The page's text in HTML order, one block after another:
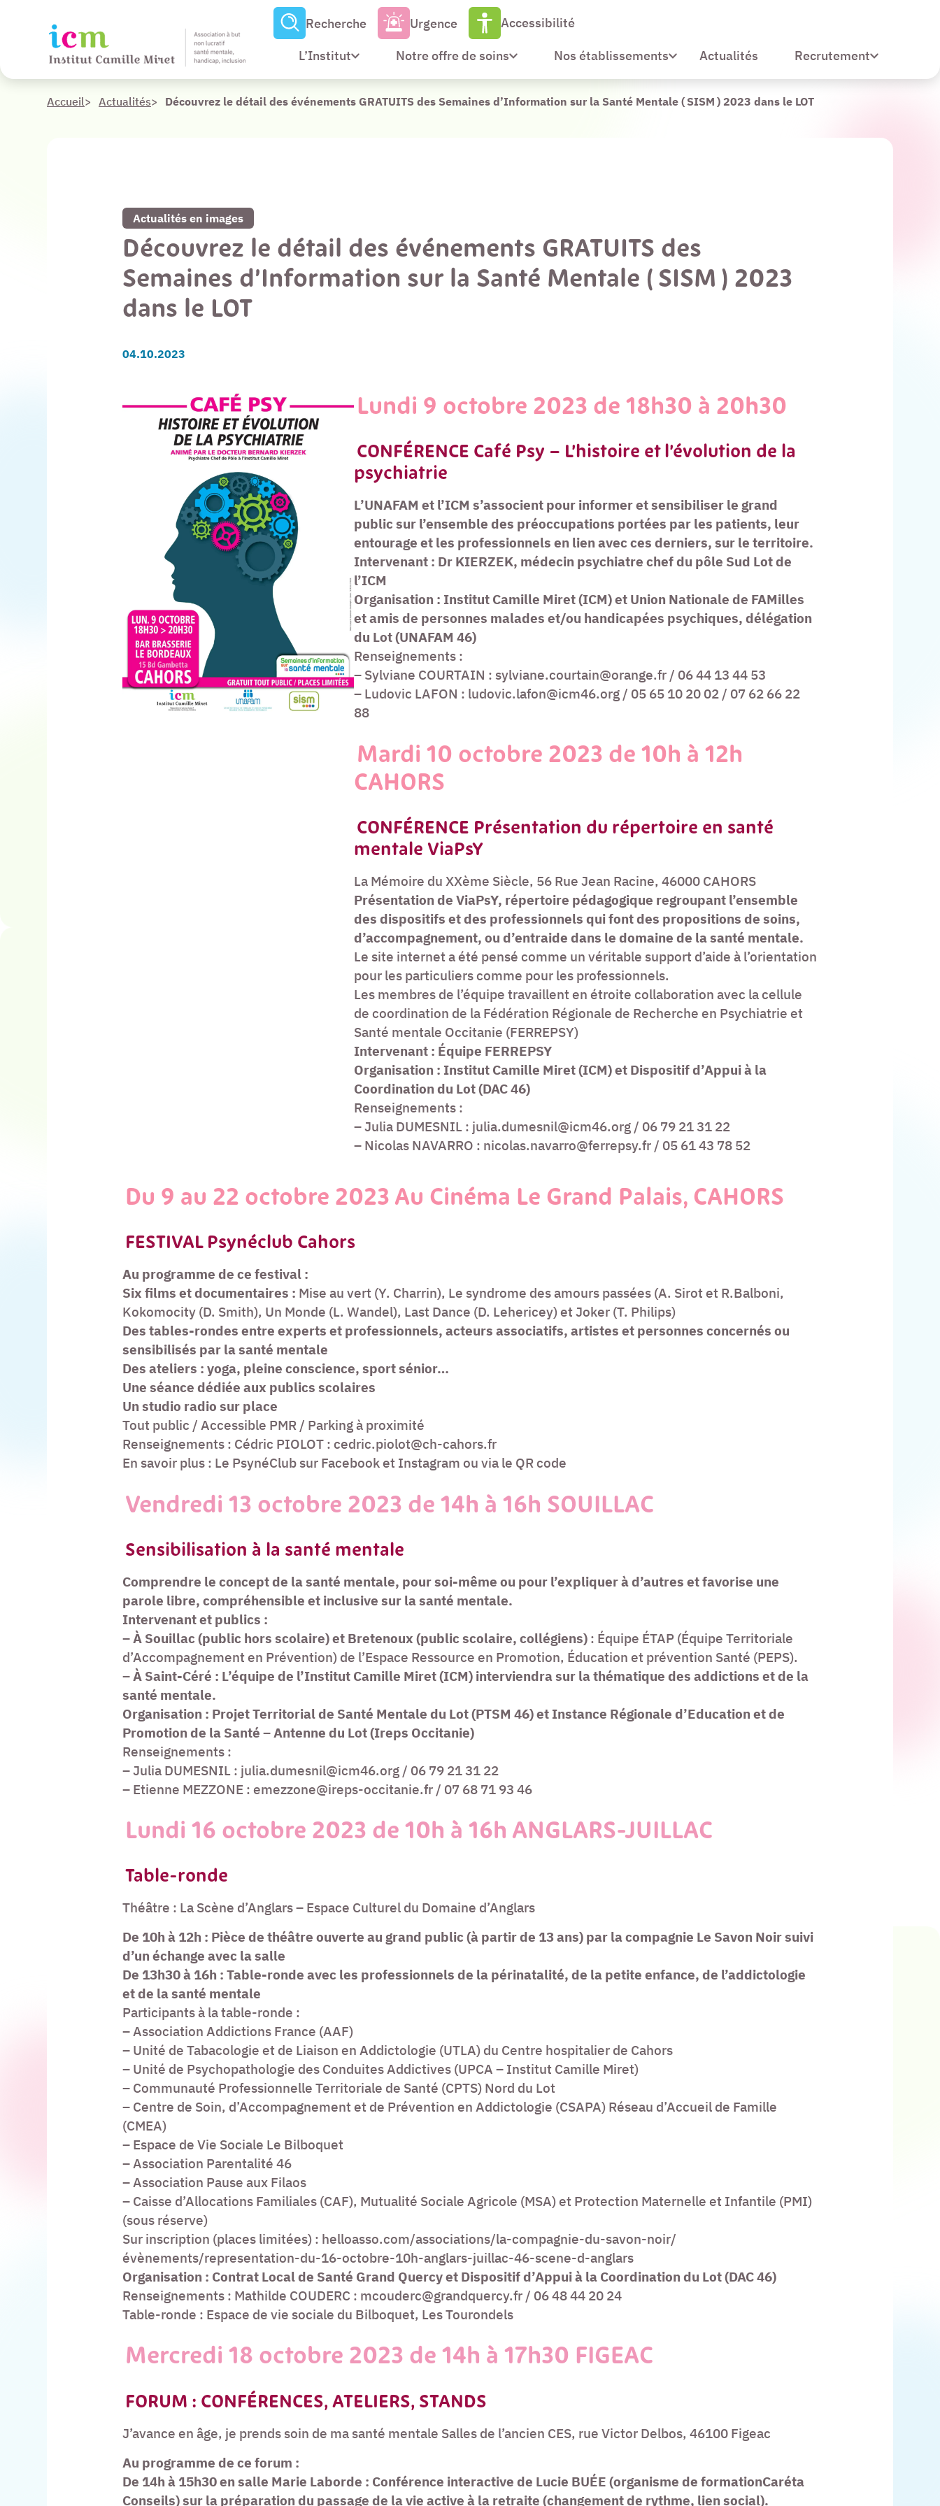
Menu
Pied de page
L’Institut Notre offre de soins Nos établissements Actualités Recrutement
Recherche Urgence Accessibilité
Accueil> Actualités> Découvrez le détail des événements GRATUITS des Semaines d’Information sur la Santé Mentale ( SISM ) 2023 dans le LOT
Revenir à la liste de toutes nos actualités
Actualités en images
Découvrez le détail des événements GRATUITS des
Semaines d’Information sur la Santé Mentale ( SISM ) 2023
dans le LOT
04.10.2023
Lundi 9 octobre 2023 de 18h30 à 20h30
CONFÉRENCE Café Psy – L’histoire et l’évolution de la
psychiatrie
L’UNAFAM et l’ICM s’associent pour informer et sensibiliser le grand
public sur l’ensemble des préoccupations portées par les patients, leur
entourage et les professionnels en lien avec ces derniers, sur le territoire.
Intervenant : Dr KIERZEK, médecin psychiatre chef du pôle Sud Lot de
l’ICM
Organisation : Institut Camille Miret (ICM) et Union Nationale de FAMilles
et amis de personnes malades et/ou handicapées psychiques, délégation
du Lot (UNAFAM 46)
Renseignements :
– Sylviane COURTAIN : sylviane.courtain@orange.fr / 06 44 13 44 53
– Ludovic LAFON : ludovic.lafon@icm46.org / 05 65 10 20 02 / 07 62 66 22
88
Mardi 10 octobre 2023 de 10h à 12h
CAHORS
CONFÉRENCE Présentation du répertoire en santé
mentale ViaPsY
La Mémoire du XXème Siècle, 56 Rue Jean Racine, 46000 CAHORS
Présentation de ViaPsY, répertoire pédagogique regroupant l’ensemble
des dispositifs et des professionnels qui font des propositions de soins,
d’accompagnement, ou d’entraide dans le domaine de la santé mentale.
Le site internet a été pensé comme un véritable support d’aide à l’orientation
pour les particuliers comme pour les professionnels.
Les membres de l’équipe travaillent en étroite collaboration avec la cellule
de coordination de la Fédération Régionale de Recherche en Psychiatrie et
Santé mentale Occitanie (FERREPSY)
Intervenant : Équipe FERREPSY
Organisation : Institut Camille Miret (ICM) et Dispositif d’Appui à la
Coordination du Lot (DAC 46)
Renseignements :
– Julia DUMESNIL : julia.dumesnil@icm46.org / 06 79 21 31 22
– Nicolas NAVARRO : nicolas.navarro@ferrepsy.fr / 05 61 43 78 52
Du 9 au 22 octobre 2023 Au Cinéma Le Grand Palais, CAHORS
FESTIVAL Psynéclub Cahors
Au programme de ce festival :
Six films et documentaires : Mise au vert (Y. Charrin), Le syndrome des amours passées (A. Sirot et R.Balboni,
Kokomocity (D. Smith), Un Monde (L. Wandel), Last Dance (D. Lehericey) et Joker (T. Philips)
Des tables-rondes entre experts et professionnels, acteurs associatifs, artistes et personnes concernés ou
sensibilisés par la santé mentale
Des ateliers : yoga, pleine conscience, sport sénior…
Une séance dédiée aux publics scolaires
Un studio radio sur place
Tout public / Accessible PMR / Parking à proximité
Renseignements : Cédric PIOLOT : cedric.piolot@ch-cahors.fr
En savoir plus : Le PsynéClub sur Facebook et Instagram ou via le QR code
Vendredi 13 octobre 2023 de 14h à 16h SOUILLAC
Sensibilisation à la santé mentale
Comprendre le concept de la santé mentale, pour soi-même ou pour l’expliquer à d’autres et favorise une
parole libre, compréhensible et inclusive sur la santé mentale.
Intervenant et publics :
– À Souillac (public hors scolaire) et Bretenoux (public scolaire, collégiens): Équipe ÉTAP (Équipe Territoriale
d’Accompagnement en Prévention) de l’Espace Ressource en Promotion, Éducation et prévention Santé (PEPS).
– À Saint-Céré : L’équipe de l’Institut Camille Miret (ICM) interviendra sur la thématique des addictions et de la
santé mentale.
Organisation : Projet Territorial de Santé Mentale du Lot (PTSM 46) et Instance Régionale d’Education et de
Promotion de la Santé – Antenne du Lot (Ireps Occitanie)
Renseignements :
– Julia DUMESNIL : julia.dumesnil@icm46.org / 06 79 21 31 22
– Etienne MEZZONE : emezzone@ireps-occitanie.fr / 07 68 71 93 46
Lundi 16 octobre 2023 de 10h à 16h ANGLARS-JUILLAC
Table-ronde
Théâtre : La Scène d’Anglars – Espace Culturel du Domaine d’Anglars
De 10h à 12h : Pièce de théâtre ouverte au grand public (à partir de 13 ans) par la compagnie Le Savon Noir suivi
d’un échange avec la salle
De 13h30 à 16h : Table-ronde avec les professionnels de la périnatalité, de la petite enfance, de l’addictologie
et de la santé mentale
Participants à la table-ronde :
– Association Addictions France (AAF)
– Unité de Tabacologie et de Liaison en Addictologie (UTLA) du Centre hospitalier de Cahors
– Unité de Psychopathologie des Conduites Addictives (UPCA – Institut Camille Miret)
– Communauté Professionnelle Territoriale de Santé (CPTS) Nord du Lot
– Centre de Soin, d’Accompagnement et de Prévention en Addictologie (CSAPA) Réseau d’Accueil de Famille
(CMEA)
– Espace de Vie Sociale Le Bilboquet
– Association Parentalité 46
– Association Pause aux Filaos
– Caisse d’Allocations Familiales (CAF), Mutualité Sociale Agricole (MSA) et Protection Maternelle et Infantile (PMI)
(sous réserve)
Sur inscription (places limitées) : helloasso.com/associations/la-compagnie-du-savon-noir/
évènements/representation-du-16-octobre-10h-anglars-juillac-46-scene-d-anglars
Organisation : Contrat Local de Santé Grand Quercy et Dispositif d’Appui à la Coordination du Lot (DAC 46)
Renseignements : Mathilde COUDERC : mcouderc@grandquercy.fr / 06 48 44 20 24
Table-ronde : Espace de vie sociale du Bilboquet, Les Tourondels
Mercredi 18 octobre 2023 de 14h à 17h30 FIGEAC
FORUM : CONFÉRENCES, ATELIERS, STANDS
J’avance en âge, je prends soin de ma santé mentale Salles de l’ancien CES, rue Victor Delbos, 46100 Figeac
Au programme de ce forum :
De 14h à 15h30 en salle Marie Laborde : Conférence interactive de Lucie BUÉE (organisme de formationCaréta
Conseils) sur la préparation du passage de la vie active à la retraite (changement de rythme, lien social).